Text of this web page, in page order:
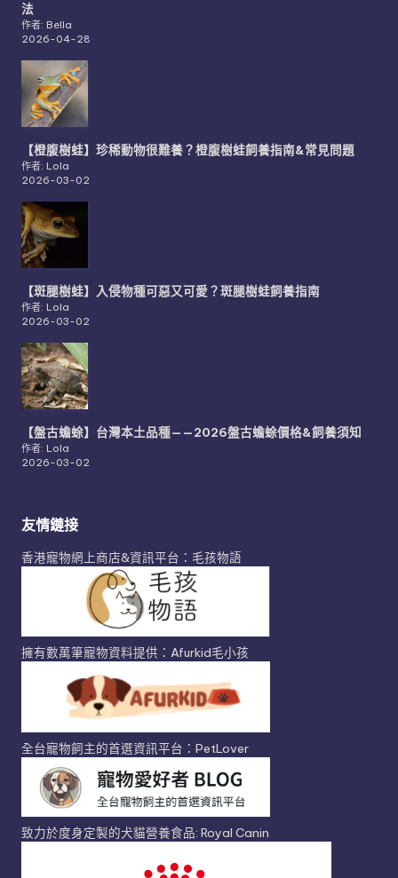
法
作者: Bella
2026-04-28
【橙腹樹蛙】珍稀動物很難養？橙腹樹蛙飼養指南&常見問題
作者: Lola
2026-03-02
【斑腿樹蛙】入侵物種可惡又可愛？斑腿樹蛙飼養指南
作者: Lola
2026-03-02
【盤古蟾蜍】台灣本土品種——2026盤古蟾蜍價格&飼養須知
作者: Lola
2026-03-02
友情鏈接
香港寵物網上商店&資訊平台：毛孩物語
擁有數萬筆寵物資料提供：Afurkid毛小孩
全台寵物飼主的首選資訊平台：PetLover
致力於度身定製的犬貓營養食品: Royal Canin